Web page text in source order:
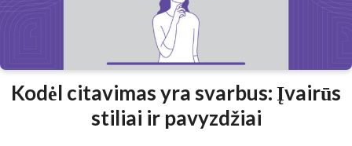
Kodėl citavimas yra svarbus: Įvairūs
stiliai ir pavyzdžiai